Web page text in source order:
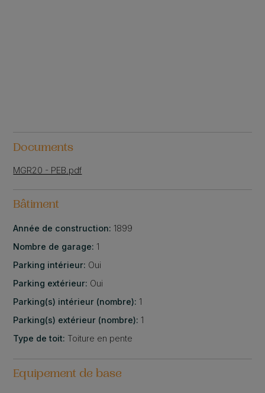
Documents
MGR20 - PEB.pdf
Bâtiment
Année de construction: 1899
Nombre de garage: 1
Parking intérieur: Oui
Parking extérieur: Oui
Parking(s) intérieur (nombre): 1
Parking(s) extérieur (nombre): 1
Type de toit: Toiture en pente
Equipement de base